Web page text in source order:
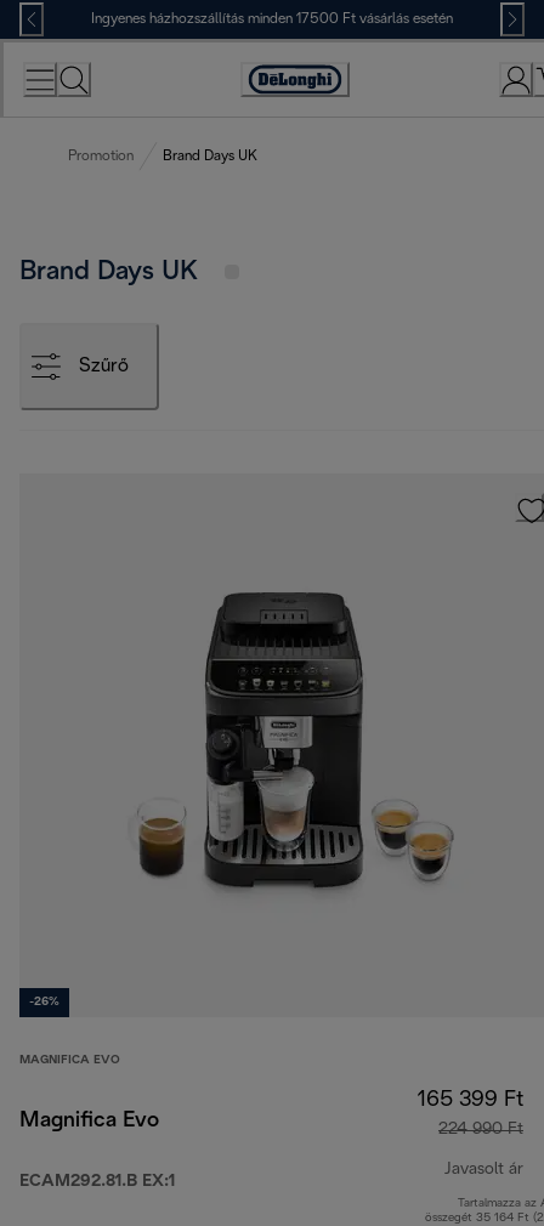
Skip
to
Content
Ingyenes házhozszállítás minden 17500 Ft vásárlás esetén
Accessibility
Promotion Brand Days UK
Brand Days UK
Szűrő
-26%
MAGNIFICA EVO
Magnifica Evo
ECAM292.81.B EX:1
165 399 Ft
224 990 Ft
Javasolt ár
Tartalmazza az
összegét 35 164 Ft